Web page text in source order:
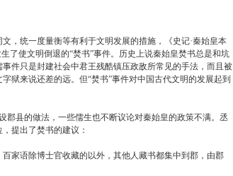
，统一度量衡等有利于文明发展的措施，《史记·秦始皇本
了使文明倒退的“焚书”事件。历史上说秦始皇焚书总是和坑
件只是封建社会中君王残酷镇压政敌所常见的手法，而且被
狱来说还差的远。但“焚书”事件对中国古代文明的发展起到
郡县的做法，一些儒生也不断议论对秦始皇的政策不满。丞
提出了焚书的建议：
家语除博士官收藏的以外，其他人藏书都集中到郡，由郡